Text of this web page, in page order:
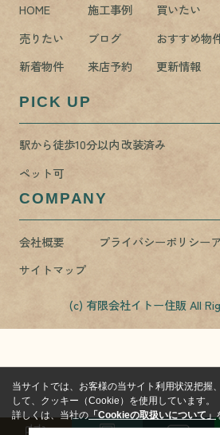
HOME 施工事例 買いたい
売りたい
ブログ おすすめ物
新着物件
来店予約 更新情報
PICK UP
駅から徒歩10分以内改装済み
ペット可
COMPANY
会社概要 プライバシーポリシー
サイトマップ
(c) 有限会社イトー住販 All
当サイトでは、お客様の当サイト利用状況把握
して、クッキー（Cookie）を使用しています。
詳しくは、当社の「Cookieの取扱いについて」